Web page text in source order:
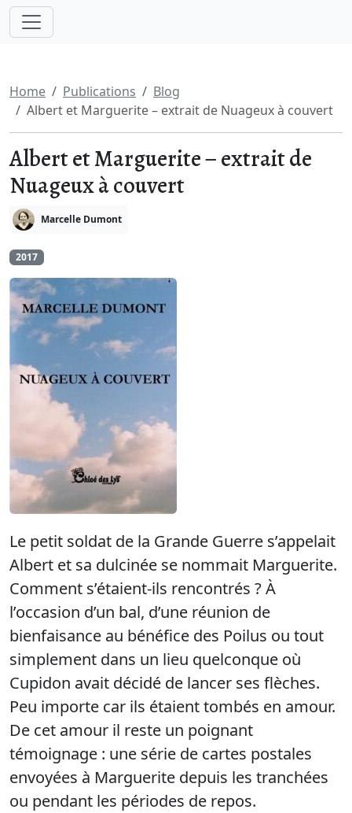
Home Publications
Blog
Albert et Marguerite – extrait de Nuageux à couvert
Albert et Marguerite – extrait de
Nuageux à couvert
Marcelle Dumont
2017
Le petit soldat de la Grande Guerre s’appelait
Albert et sa dulcinée se nommait Marguerite.
Comment s’étaient-ils rencontrés ? À
l’occasion d’un bal, d’une réunion de
bienfaisance au bénéfice des Poilus ou tout
simplement dans un lieu quelconque où
Cupidon avait décidé de lancer ses flèches.
Peu importe car ils étaient tombés en amour.
De cet amour il reste un poignant
témoignage : une série de cartes postales
envoyées à Marguerite depuis les tranchées
ou pendant les périodes de repos.